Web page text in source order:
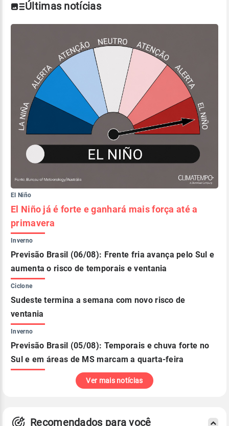
Últimas notícias
El Niño
El Niño já é forte e ganhará mais força até a
primavera
Inverno
Previsão Brasil (06/08): Frente fria avança pelo Sul e
aumenta o risco de temporais e ventania
Ciclone
Sudeste termina a semana com novo risco de
ventania
Inverno
Previsão Brasil (05/08): Temporais e chuva forte no
Sul e em áreas de MS marcam a quarta-feira
Ver mais notícias
Recomendados para você